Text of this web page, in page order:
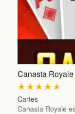
Canasta Royale
★
★
★
★
★
Cartes
Canasta Royale